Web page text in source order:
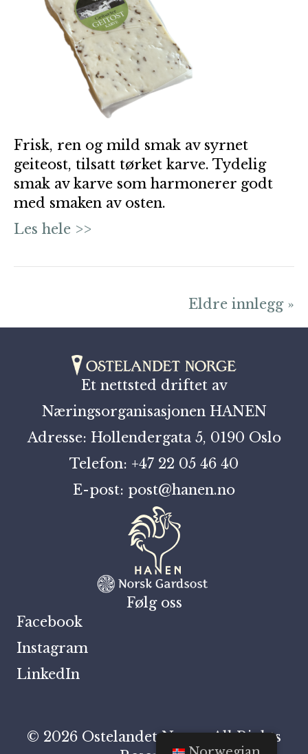
Frisk, ren og mild smak av syrnet
geiteost, tilsatt tørket karve. Tydelig
smak av karve som harmonerer godt
med smaken av osten.
Les hele >>
Eldre innlegg »
Et nettsted driftet av
Næringsorganisasjonen HANEN
Adresse: Hollendergata 5, 0190 Oslo
Telefon: +47 22 05 46 40
E-post: post@hanen.no
Følg oss
Facebook
Instagram
LinkedIn
© 2026 Ostelandet Norge. All Rights